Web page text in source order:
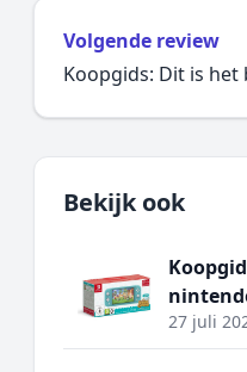
Volgende review
Koopgids: Dit is het
Bekijk ook
27 juli